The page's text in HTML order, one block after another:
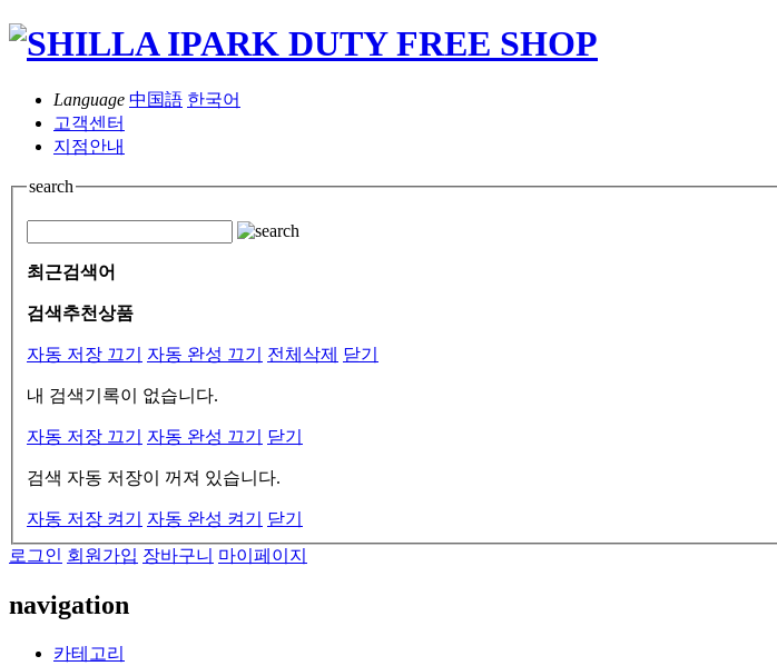
Language 中国語 한국어
고객센터
지점안내
search
최근검색어
검색추천상품
자동 저장 끄기 자동 완성 끄기 전체삭제 닫기
내 검색기록이 없습니다.
자동 저장 끄기 자동 완성 끄기 닫기
검색 자동 저장이 꺼져 있습니다.
자동 저장 켜기 자동 완성 켜기
닫기
로그인 회원가입 장바구니 마이페이지
navigation
카테고리